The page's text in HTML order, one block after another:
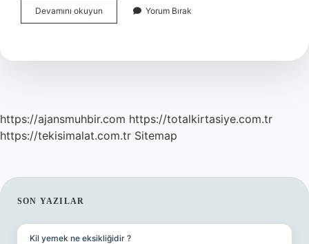
Devamını okuyun Müzelere
Ücretsiz
Yorum Bırak
https://ajansmuhbir.com https://totalkirtasiye.com.tr
https://tekisimalat.com.tr Sitemap
SIDEBAR
SON YAZILAR
Kil yemek ne eksikliğidir ?